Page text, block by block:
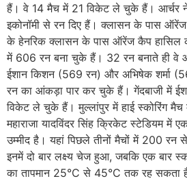
हैं। वे 14 मैच में 21 विकेट ले चुके हैं। आर्चर
इकोनॉमी से रन दिए हैं। क्लासन के पास ऑरेंज
के हेनरिक क्लासन के पास ऑरेंज कैप हासिल
में 606 रन बना चुके हैं। 32 रन बनाते ही वे
ईशान किशन (569 रन) और अभिषेक शर्मा
रन का आंकड़ा पार कर चुके हैं। गेंदबाजी में
विकेट ले चुके हैं। मुल्लांपुर में हाई स्कोरिंग मैच
महाराजा यादविंदर सिंह क्रिकेट स्टेडियम में
उम्मीद है। यहां पिछले तीनों मैचों में 200 रन
इनमें दो बार लक्ष्य चेज हुआ, जबकि एक बार
का तापमान 25°C से 45°C तक रह सकता